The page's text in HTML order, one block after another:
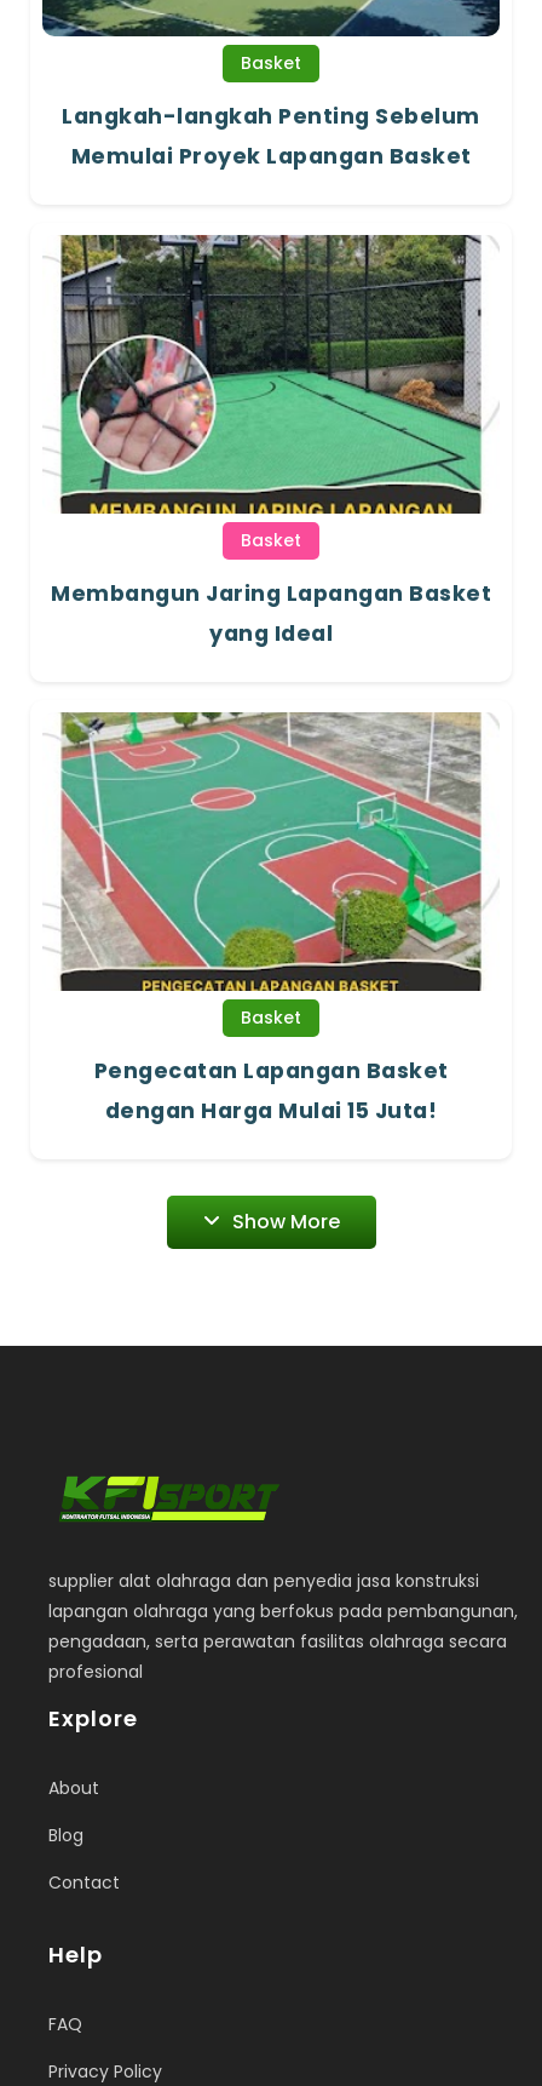
Basket
Langkah-langkah Penting Sebelum
Memulai Proyek Lapangan Basket
Basket
Membangun Jaring Lapangan Basket
yang Ideal
Basket
Pengecatan Lapangan Basket
dengan Harga Mulai 15 Juta!
Show More
supplier alat olahraga dan penyedia jasa konstruksi
lapangan olahraga yang berfokus pada pembangunan,
pengadaan, serta perawatan fasilitas olahraga secara
profesional
Explore
About
Blog
Contact
Help
FAQ
Privacy Policy